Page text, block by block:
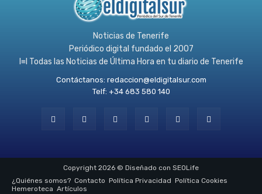
Noticias de Tenerife
Periódico digital fundado el 2007
l≡l Todas las Noticias de Última Hora en tu diario de Tenerife
Contáctanos: redaccion@eldigitalsur.com
Telf: +34 683 580 140
Copyright 2026 © Diseñado con SEOLife
¿Quiénes somos? Contacto Política Privacidad Política Cookies
Hemeroteca Artículos